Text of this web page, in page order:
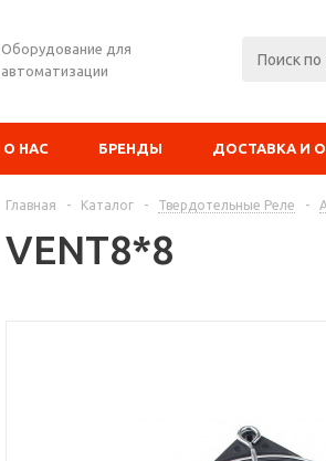
Оборудование для
автоматизации
О НАС БРЕНДЫ ДОСТАВКА И
Главная - Каталог - Твердотельные Реле -
VENT8*8